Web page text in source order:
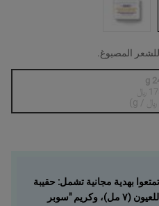
المصبوغ.
Selected
أنواع المنتج غير متوفرة في المخزون، {0}﷼, 1 of 1
أو أكثر، وتمتعوا بهدية مجانية تشمل: حقيبة
قماشية من كيلز، كريم الأفوكادو للعيون (٧ مل)، وكريم "سوبر